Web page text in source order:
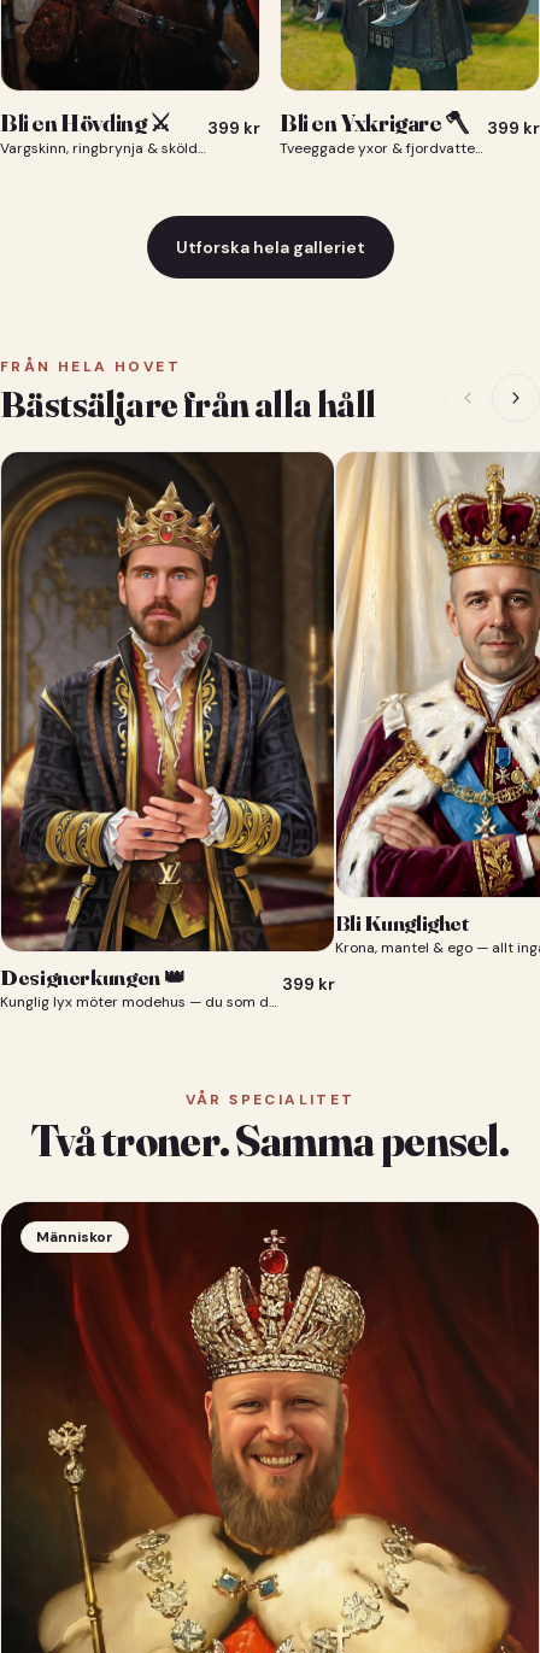
Bli en Hövding ⚔️
Vargskinn, ringbrynja & sköld — du som nordisk krigsherre ⚔️
399 kr Bli en Yxkrigare 🪓
Tveeggade yxor & fjordvatten bakom dig 🪓
399 kr
Utforska hela galleriet
FRÅN HELA HOVET
Bästsäljare från alla håll
Designerkungen 👑
Kunglig lyx möter modehus — du som designerkung 👑
399 kr
Bli Kunglighet
Krona, mantel & ego — allt
VÅR SPECIALITET
Två troner. Samma pensel.
Människor